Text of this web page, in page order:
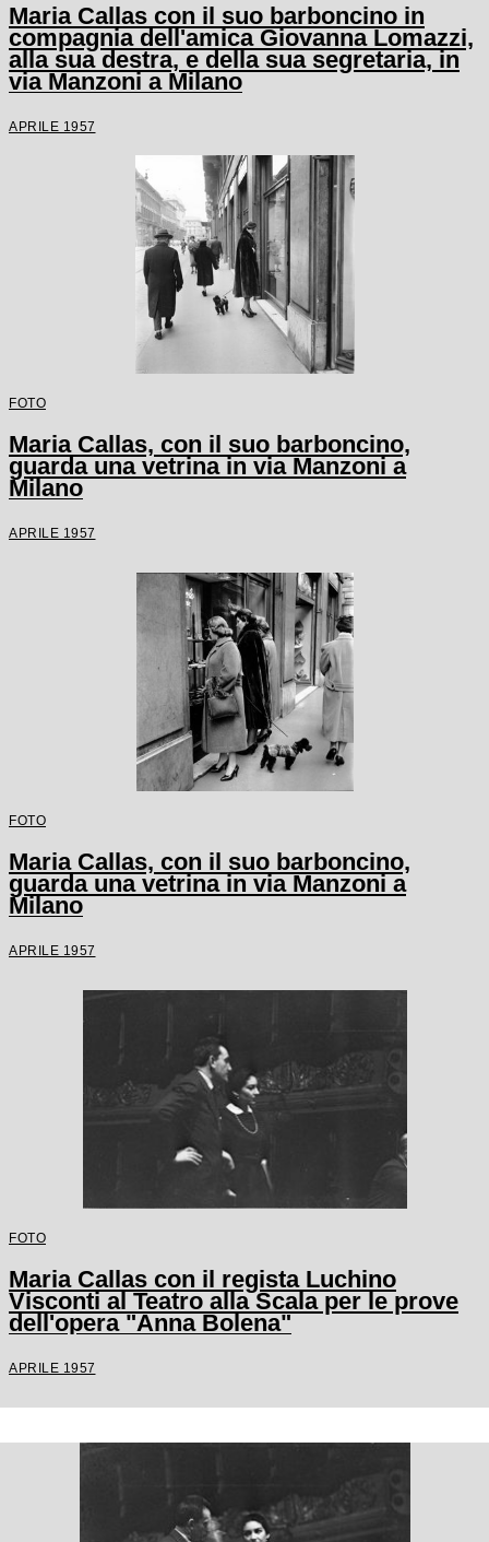
Maria Callas con il suo barboncino in
compagnia dell'amica Giovanna Lomazzi,
alla sua destra, e della sua segretaria, in
via Manzoni a Milano
APRILE 1957
FOTO
Maria Callas, con il suo barboncino,
guarda una vetrina in via Manzoni a
Milano
APRILE 1957
FOTO
Maria Callas, con il suo barboncino,
guarda una vetrina in via Manzoni a
Milano
APRILE 1957
FOTO
Maria Callas con il regista Luchino
Visconti al Teatro alla Scala per le prove
dell'opera "Anna Bolena"
APRILE 1957